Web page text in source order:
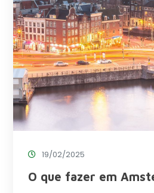
19/02/2025
O que fazer em